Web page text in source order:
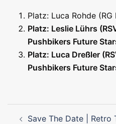
Platz: Luca Rohde (RG
Platz: Leslie Lührs
Pushbikers Future
Platz: Luca Dreßler
Pushbikers Future
Beitragsnavigation
Save The Date | Retro